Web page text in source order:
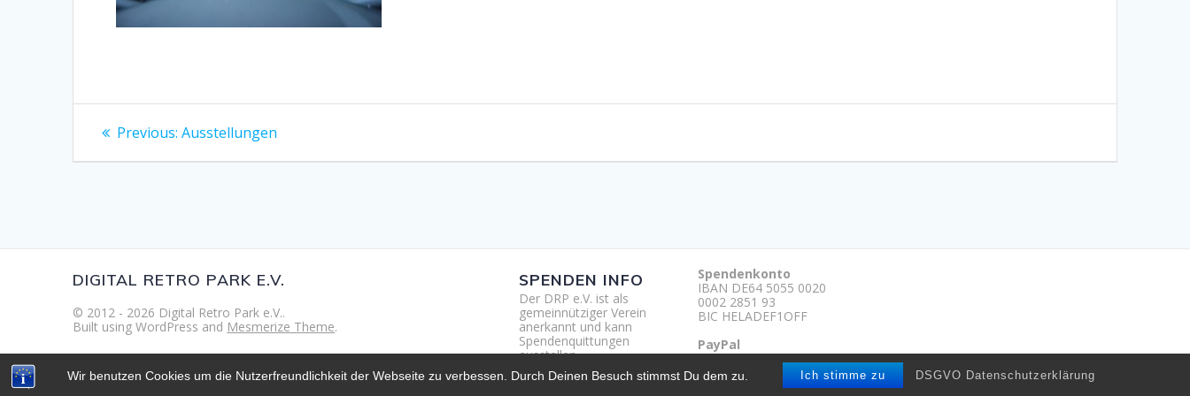
Wir benutzen Cookies um die Nutzerfreundlichkeit der Webseite zu verbessen. Durch Deinen Besuch stimmst Du dem zu. Ich stimme zu DSGVO Datenschutzerklärung
Beitragsnavigation
Previous: Previous
Ausstellungen
DIGITAL RETRO PARK E.V.
© 2012 - 2026 Digital Retro Park e.V..
Built using WordPress and Mesmerize Theme.
SPENDEN INFO
Der DRP e.V. ist als
gemeinnütziger Verein
anerkannt und kann
Spendenquittungen
ausstellen.
Spendenkonto
IBAN DE64 5055 0020
0002 2851 93
BIC HELADEF1OFF
PayPal
http://paypal.me/drpmuse
um